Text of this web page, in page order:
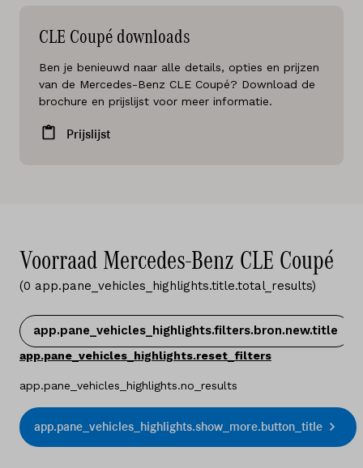
CLE Coupé downloads
Ben je benieuwd naar alle details, opties en prijzen
van de Mercedes-Benz CLE Coupé? Download de
brochure en prijslijst voor meer informatie.
Prijslijst
Voorraad Mercedes-Benz CLE Coupé
(0 app.pane_vehicles_highlights.title.total_results)
app.pane_vehicles_highlights.filters.bron.new.title
app.pane_vehicles_highlights.reset_filters
app.pane_vehicles_highlights.no_results
app.pane_vehicles_highlights.show_more.button_title